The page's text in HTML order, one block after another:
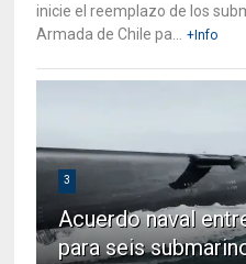
inicie el reemplazo de los
Armada de Chile pa...
+Info
3
Acuerdo naval
para seis